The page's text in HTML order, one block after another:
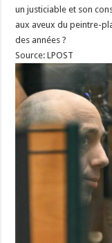
un justiciable et son
aux aveux du peintre-
des années ?
Source: LPOST